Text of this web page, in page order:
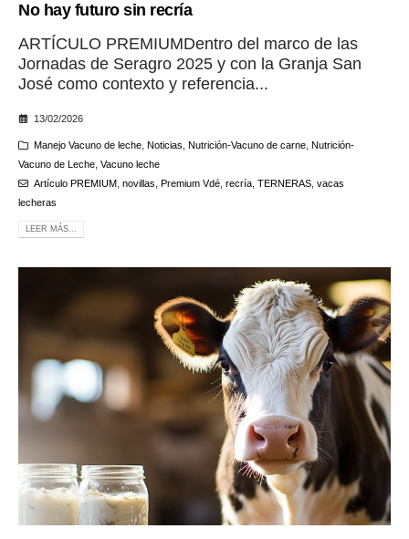
No hay futuro sin recría
ARTÍCULO PREMIUMDentro del marco de las
Jornadas de Seragro 2025 y con la Granja San
José como contexto y referencia...
13/02/2026
Manejo Vacuno de leche, Noticias Nutrición-Vacuno de carne, Nutrición-
Vacuno de Leche Vacuno leche
Artículo PREMIUM novillas Premium Vdé, recría, TERNERAS, vacas
lecheras
LEER MÁS...